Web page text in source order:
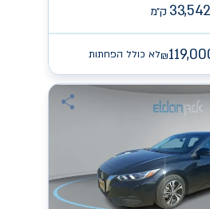
33,542 ק״מ
₪לא כולל הפחתות